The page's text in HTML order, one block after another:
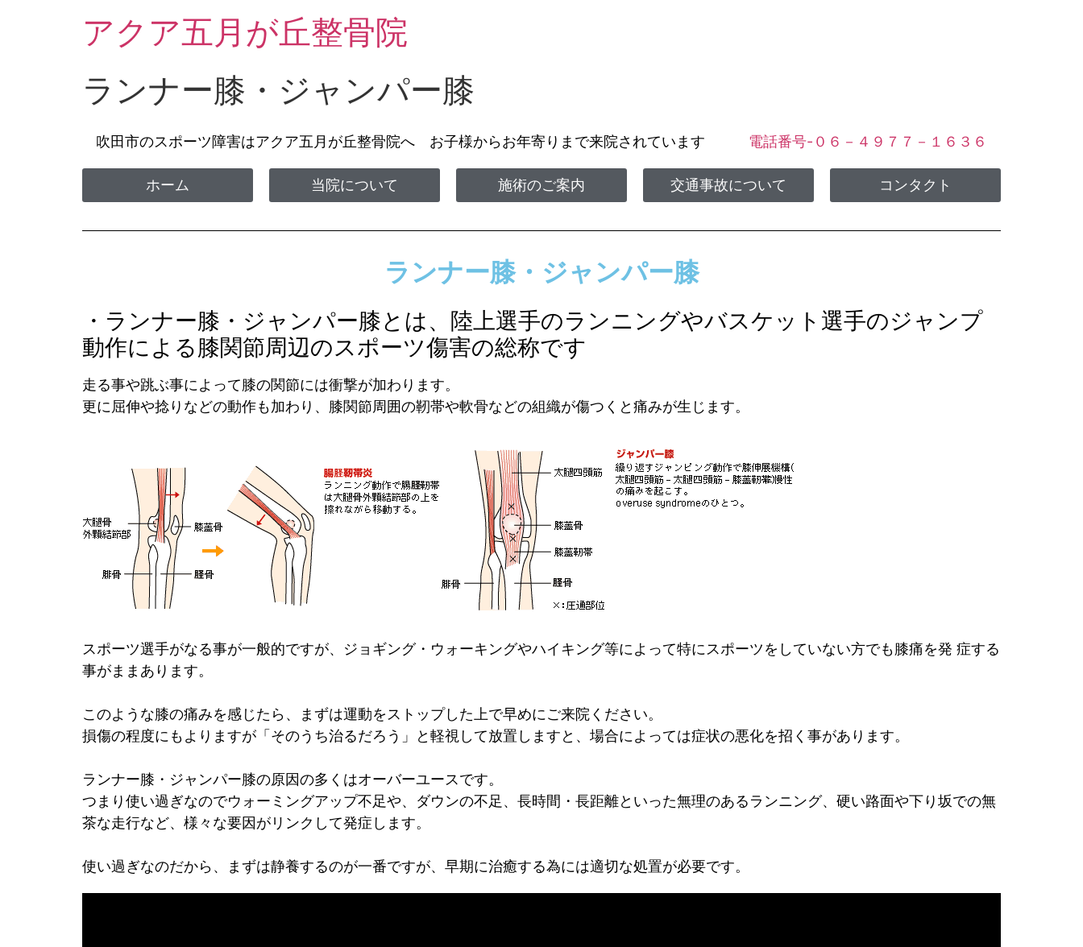
アクア五月が丘整骨院
ランナー膝・ジャンパー膝
吹田市のスポーツ障害はアクア五月が丘整骨院へ お子様からお年寄りまで来院されています 電話番号-０６－４９７７－１６３６
ホーム 当院について 施術のご案内 交通事故について コンタクト
ランナー膝・ジャンパー膝
・ランナー膝・ジャンパー膝とは、陸上選手のランニングやバスケット選手のジャンプ
動作による膝関節周辺のスポーツ傷害の総称です
走る事や跳ぶ事によって膝の関節には衝撃が加わります。
更に屈伸や捻りなどの動作も加わり、膝関節周囲の靭帯や軟骨などの組織が傷つくと痛みが生じます。
スポーツ選手がなる事が一般的ですが、ジョギング・ウォーキングやハイキング等によって特にスポーツをしていない方でも膝痛を発 症する
事がままあります。
このような膝の痛みを感じたら、まずは運動をストップした上で早めにご来院ください。
損傷の程度にもよりますが「そのうち治るだろう」と軽視して放置しますと、場合によっては症状の悪化を招く事があります。
ランナー膝・ジャンパー膝の原因の多くはオーバーユースです。
つまり使い過ぎなのでウォーミングアップ不足や、ダウンの不足、長時間・長距離といった無理のあるランニング、硬い路面や下り坂での無
茶な走行など、様々な要因がリンクして発症します。
使い過ぎなのだから、まずは静養するのが一番ですが、早期に治癒する為には適切な処置が必要です。